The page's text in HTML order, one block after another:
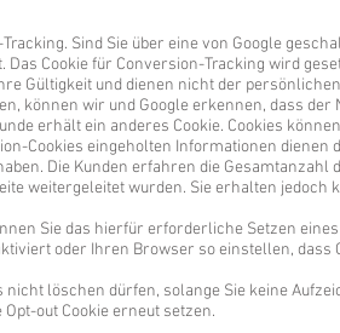
Sind Sie über eine von Google
Cookie für Conversion-Tracking wird
Gültigkeit und dienen nicht der
können wir und Google erkennen, dass
erhält ein anderes Cookie. Cookies
Cookies eingeholten Informationen
Die Kunden erfahren die
weitergeleitet wurden. Sie erhalten
Sie das hierfür erforderliche Setzen
oder Ihren Browser so einstellen,
nicht löschen dürfen, solange Sie keine
out Cookie erneut setzen.